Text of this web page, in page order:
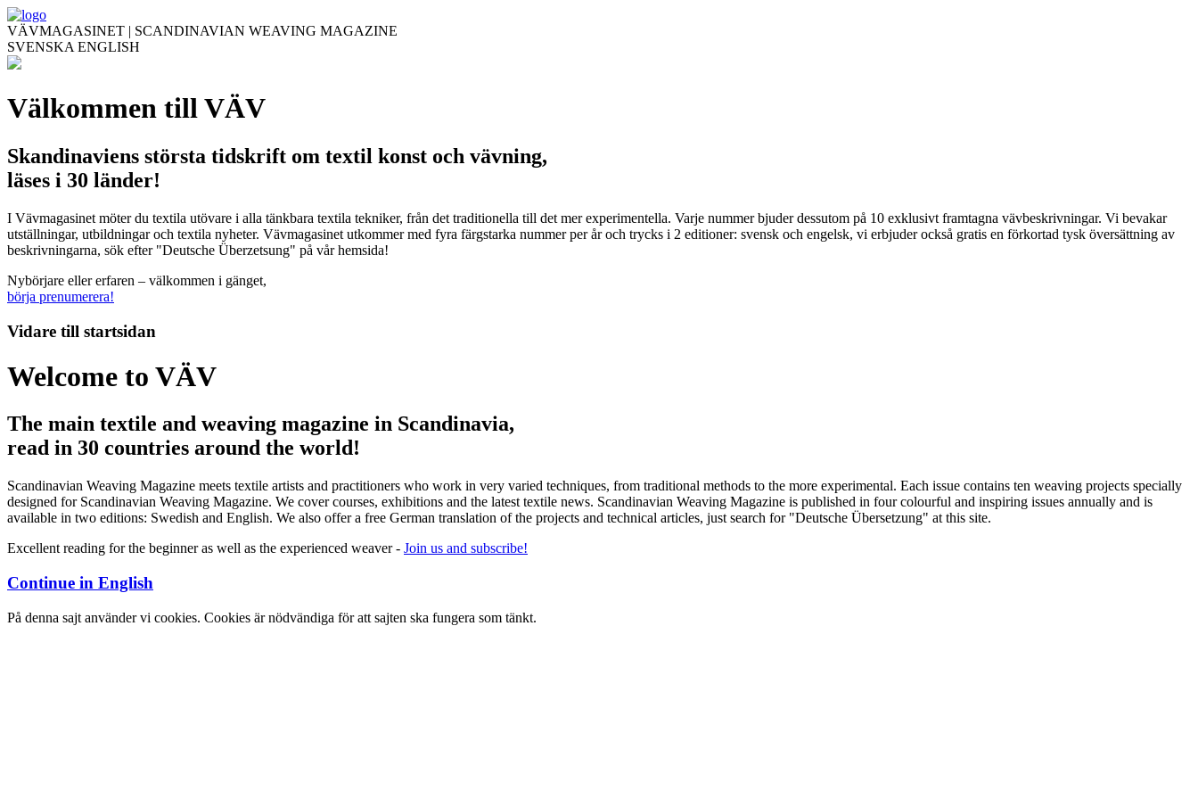
VÄVMAGASINET | SCANDINAVIAN WEAVING MAGAZINE
SVENSKA ENGLISH
Välkommen till VÄV
Skandinaviens största tidskrift om textil konst och vävning,
läses i 30 länder!
I Vävmagasinet möter du textila utövare i alla tänkbara textila tekniker, från det traditionella till det mer experimentella. Varje nummer bjuder dessutom på 10 exklusivt framtagna vävbeskrivningar. Vi bevakar
utställningar, utbildningar och textila nyheter. Vävmagasinet utkommer med fyra färgstarka nummer per år och trycks i 2 editioner: svensk och engelsk, vi erbjuder också gratis en förkortad tysk översättning av
beskrivningarna, sök efter "Deutsche Überzetsung" på vår hemsida!
Nybörjare eller erfaren – välkommen i gänget,
börja prenumerera!
Vidare till startsidan
Welcome to VÄV
The main textile and weaving magazine in Scandinavia,
read in 30 countries around the world!
Scandinavian Weaving Magazine meets textile artists and practitioners who work in very varied techniques, from traditional methods to the more experimental. Each issue contains ten weaving projects specially
designed for Scandinavian Weaving Magazine. We cover courses, exhibitions and the latest textile news. Scandinavian Weaving Magazine is published in four colourful and inspiring issues annually and is
available in two editions: Swedish and English. We also offer a free German translation of the projects and technical articles, just search for "Deutsche Übersetzung" at this site.
Excellent reading for the beginner as well as the experienced weaver - Join us and subscribe!
Continue in English
På denna sajt använder vi cookies. Cookies är nödvändiga för att sajten ska fungera som tänkt.